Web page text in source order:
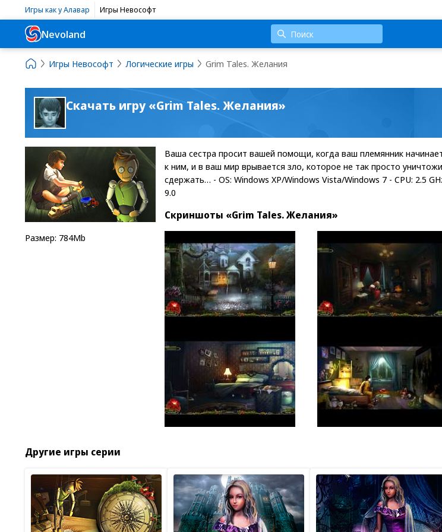
Игры как у Алавар Игры Невософт
Nevoland
Игры Невософт Логические игры Grim Tales. Желания
Скачать игру «Grim Tales. Желания»
Размер: 784Mb
Ваша сестра просит вашей помощи, когда ваш племянник
к ним, и в ваш мир врывается зло, которое не так просто
сдержать… - OS: Windows XP/Windows Vista/Windows 7 - CPU: 2.5
9.0
Скриншоты «Grim Tales. Желания»
Другие игры серии